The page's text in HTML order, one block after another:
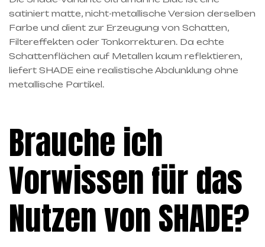
satiniert matte, nicht-metallische Version derselben
Farbe und dient zur Erzeugung von Schatten,
Filtereffekten oder Tonkorrekturen. Da echte
Schattenflächen auf Metallen kaum reflektieren,
liefert SHADE eine realistische Abdunklung ohne
metallische Partikel.
Brauche ich
Vorwissen für das
Nutzen von SHADE?